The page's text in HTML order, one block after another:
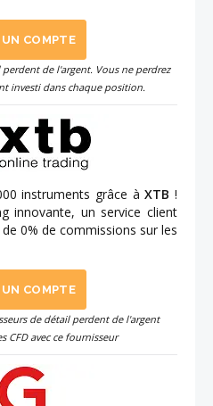
COMPTE
perdent de l'argent. Vous ne perdrez
investi dans chaque position.
instruments grâce àXTB !
innovante, un service client
0% de commissions sur les
COMPTE
de détail perdent de l'argent
CFD avec ce fournisseur